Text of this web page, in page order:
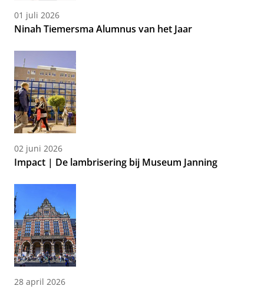
01 juli 2026
Ninah Tiemersma Alumnus van het Jaar
02 juni 2026
Impact | De lambrisering bij Museum Janning
28 april 2026